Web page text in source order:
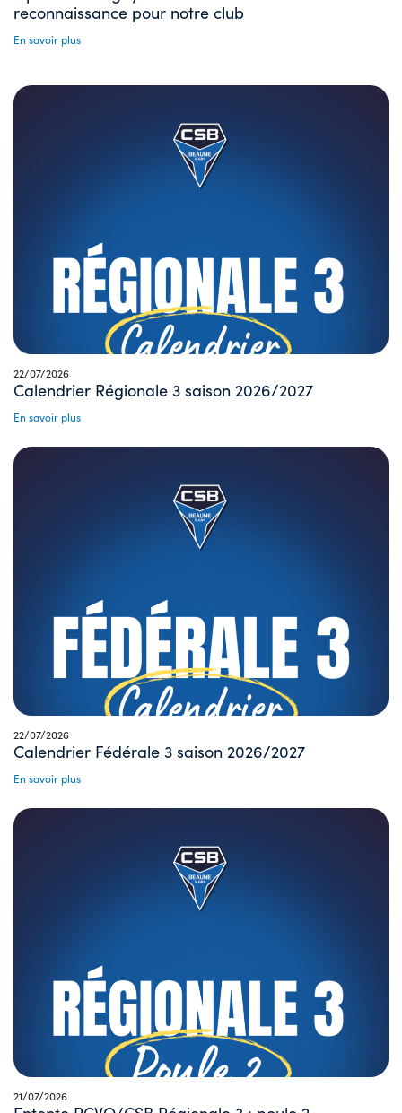
reconnaissance pour notre club
En savoir plus
22/07/2026
Calendrier Régionale 3 saison 2026/2027
En savoir plus
22/07/2026
Calendrier Fédérale 3 saison 2026/2027
En savoir plus
21/07/2026